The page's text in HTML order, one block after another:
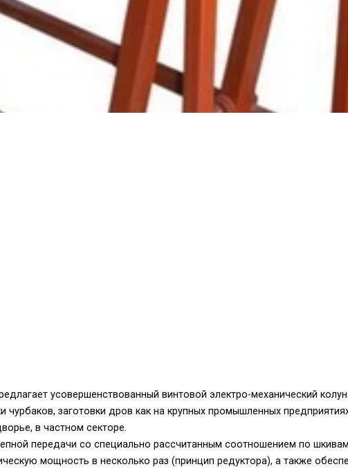
усовершенствованный винтовой электро-механический колун
чурбаков, заготовки дров как на крупных промышленных
в частном секторе.
передачи со специально рассчитанным соотношением по
мощность в несколько раз (принцип редуктора), а также